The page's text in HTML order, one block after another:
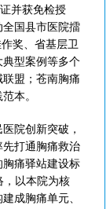
并获免检授
国县市医院擂
奖、省基层卫
型案例等多个
盟；苍南胸痛
本。
院创新突破，
打通胸痛救治
胸痛驿站建设标
，以本院为核
成胸痛单元、